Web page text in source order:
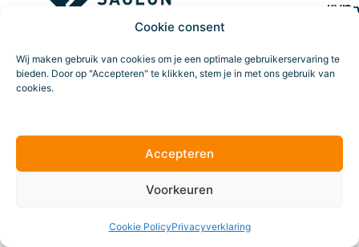
Cookie consent
Wij maken gebruik van cookies om je een optimale gebruikerservaring te
bieden. Door op "Accepteren" te klikken, stem je in met ons gebruik van
cookies.
Accepteren
Voorkeuren
Cookie PolicyPrivacyverklaring
KVK
BTW
Online marketing